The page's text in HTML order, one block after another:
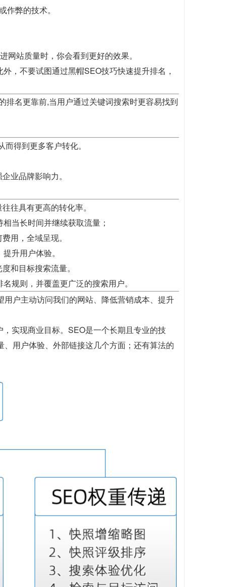
弊的技术。
站质量时，你会看到更好的效果。
，不要试图通过黑帽SEO技巧快速提升排名，
排名更靠前,当用户通过关键词搜索时更容易找到
得到更多客户转化。
业品牌影响力。
往具有更高的转化率。
当长时间并继续获取流量；
用，全域呈现。
升用户体验。
和目标搜索流量。
规则，并覆盖更广泛的搜索用户。
户主动访问我们的网站、降低营销成本、提升
实现商业目标。SEO是一个长期且专业的技
用户体验、外部链接这几个方面；还有算法的